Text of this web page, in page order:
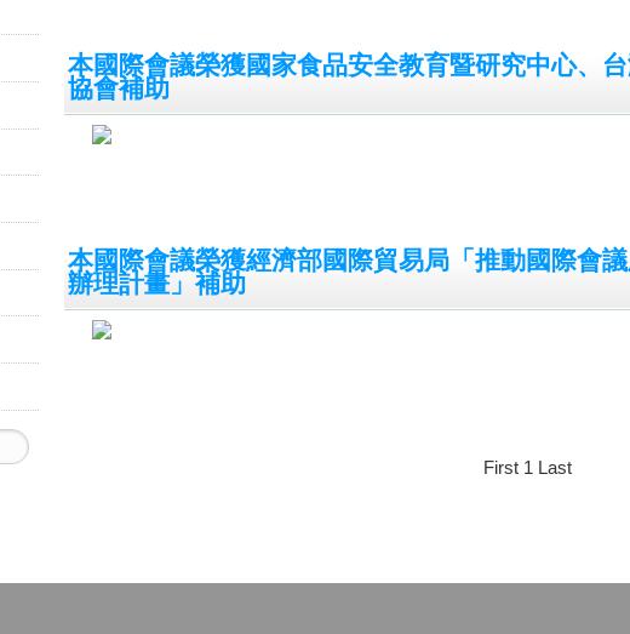
本國際會議榮獲國家食品安全教育暨研究中心、
協會補助
本國際會議榮獲經濟部國際貿易局「推動國際會
辦理計畫」補助
First 1 Last